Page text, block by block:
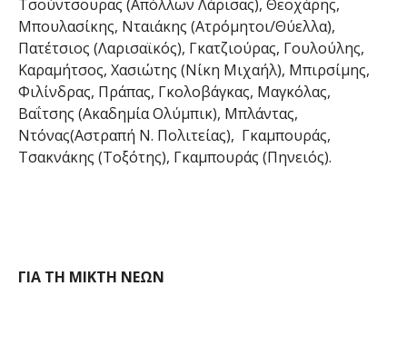
Τσούντσουρας (Απόλλων Λάρισας), Θεοχάρης,
Μπουλασίκης, Νταιάκης (Ατρόμητοι/Θύελλα),
Πατέτσιος (Λαρισαϊκός), Γκατζιούρας, Γουλούλης,
Καραμήτσος, Χασιώτης (Νίκη Μιχαήλ), Μπιρσίμης,
Φιλίνδρας, Πράπας, Γκολοβάγκας, Μαγκόλας,
Βαΐτσης (Ακαδημία Ολύμπικ), Μπλάντας,
Ντόνας(Αστραπή Ν. Πολιτείας), Γκαμπουράς,
Τσακνάκης (Τοξότης), Γκαμπουράς (Πηνειός).
ΓΙΑ ΤΗ ΜΙΚΤΗ ΝΕΩΝ